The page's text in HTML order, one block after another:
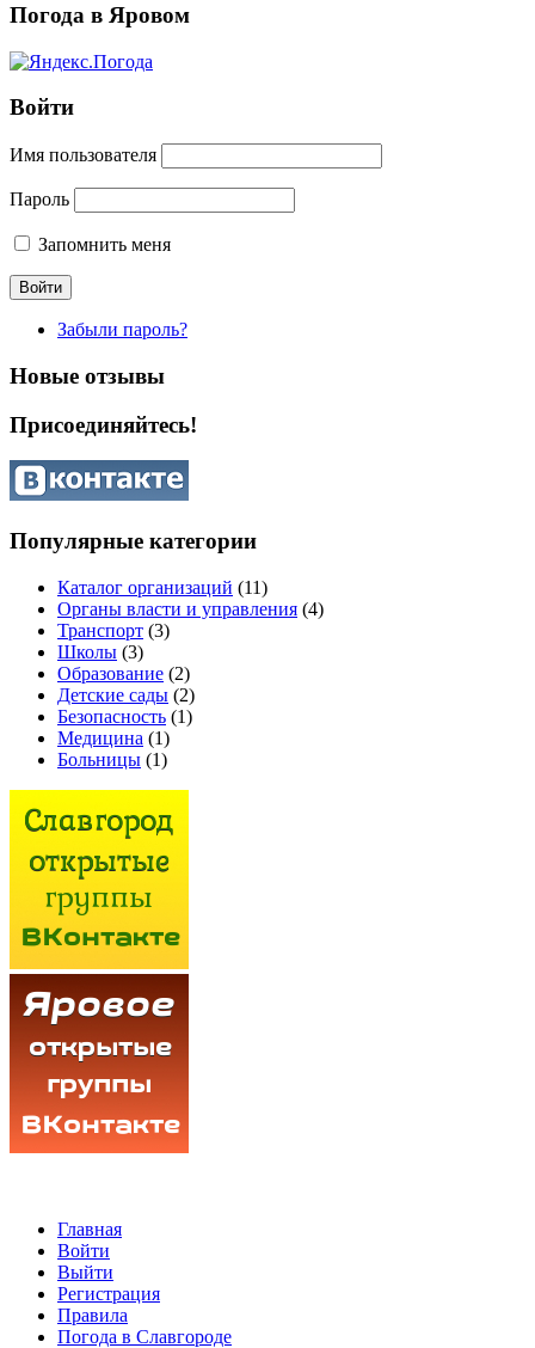
Погода в Яровом
Войти
Имя пользователя
Пароль
Запомнить меня
Забыли пароль?
Новые отзывы
Присоединяйтесь!
Популярные категории
Каталог организаций (11)
Органы власти и управления (4)
Транспорт (3)
Школы (3)
Образование (2)
Детские сады (2)
Безопасность (1)
Медицина (1)
Больницы (1)
Главная
Войти
Выйти
Регистрация
Правила
Погода в Славгороде